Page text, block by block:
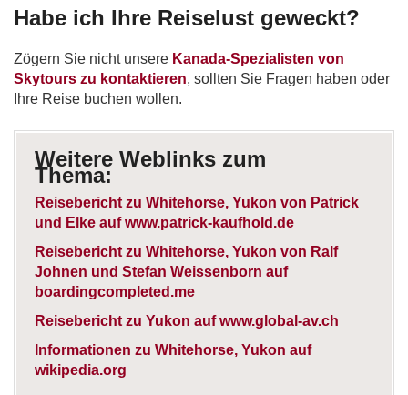
Habe ich Ihre Reiselust geweckt?
Zögern Sie nicht unsere Kanada-Spezialisten von
Skytours zu kontaktieren, sollten Sie Fragen haben oder
Ihre Reise buchen wollen.
Weitere Weblinks zum
Thema:
Reisebericht zu Whitehorse, Yukon von Patrick
und Elke auf www.patrick-kaufhold.de
Reisebericht zu Whitehorse, Yukon von Ralf
Johnen und Stefan Weissenborn auf
boardingcompleted.me
Reisebericht zu Yukon auf www.global-av.ch
Informationen zu Whitehorse, Yukon auf
wikipedia.org